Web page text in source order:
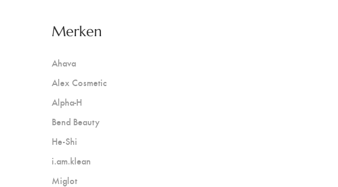
Merken
Ahava
Alex Cosmetic
Alpha-H
Bend Beauty
He-Shi
i.am.klean
Miglot